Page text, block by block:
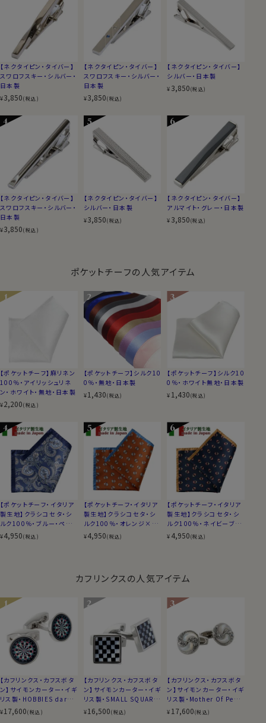
【ネクタイピン・タイバー】
スワロフスキー・シルバー・
日本製
¥3,850(税込)
【ネクタイピン・タイバー】
スワロフスキー・シルバー・
日本製
¥3,850(税込)
【ネクタイピン・タイバー】
シルバー・日本製
¥ 3,850(税込)
【ネクタイピン・タイバー】
スワロフスキー・シルバー・
日本製
¥3,850(税込)
【ネクタイピン・タイバー】
シルバー・日本製
¥3,850(税込)
【ネクタイピン・タイバー】
アルマイト・グレー・日本製
¥ 3,850(税込)
ポケットチーフの人気アイテム
【ポケットチーフ】麻リネン
100％・アイリッシュリネ
ン・ホワイト・無地・日本製
¥2,200(税込)
【ポケットチーフ】シルク10
0％・無地・日本製
¥1,430(税込)
【ポケットチーフ】シルク10
0％・ホワイト無地・日本製
¥ 1,430(税込)
【ポケットチーフ・イタリア
製生地】クラシコセタ・シ
ルク100％・ブルー・ペイ
ズリー・日本製
¥4,950(税込)
【ポケットチーフ・イタリア
製生地】クラシコセタ・シ
ルク100％・オレンジ×ネ
イビーブルー・小紋・日本
¥4,950(税込)
【ポケットチーフ・イタリア
製生地】クラシコセタ・シ
ルク100％・ネイビーブル
ー×キャメル・小紋・日本
¥ 4,950(税込)
カフリンクスの人気アイテム
【カフリンクス・カフスボタ
ン】サイモンカーター・イギ
リス製・HOBBIES dartb
oard・ラウンド
¥17,600(税込)
【カフリンクス・カフスボタ
ン】サイモンカーター・イギ
リス製・SMALL SQUARE
CHEQUER Onyx Mothe
r Of Pearl・スクエア
¥16,500(税込)
【カフリンクス・カフスボタ
ン】サイモンカーター・イギ
リス製・Mother Of Pearl
Crystal Spiral・円形
¥ 17,600(税込)